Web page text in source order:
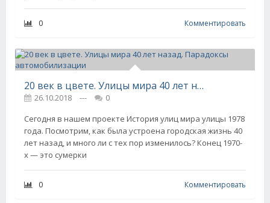
0 Комментировать
20 век в цвете. Улицы мира 40 лет назад. Парадоксы автомобилизации
26.10.2018 ---
0
Сегодня в нашем проекте История улиц мира улицы 1978
года. Посмотрим, как была устроена городская жизнь 40
лет назад, и много ли с тех пор изменилось? Конец 1970-
х — это сумерки
0 Комментировать